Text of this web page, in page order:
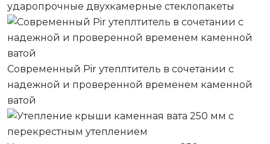
ударопрочные двухкамерные стеклопакеты
Современный Pir утеплтитель в сочетании с
надежной и проверенной временем каменной
ватой